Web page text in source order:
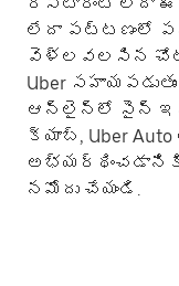
లేదా పట్టణంలో
వెళ్లవలసిన
Uber
ఆన్‌లైన్‌లో సైన్ ఇన్
క్యాబ్, Uber
నమోదు చేయండి.